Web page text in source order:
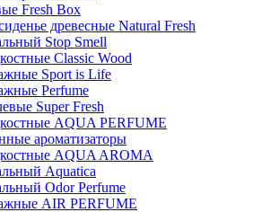
Fresh Box
древесные Natural Fresh
Stop Smell
Classic Wood
Sport is Life
Perfume
Super Fresh
AQUA PERFUME
ароматизаторы
AQUA AROMA
Aquatica
Odor Perfume
AIR PERFUME